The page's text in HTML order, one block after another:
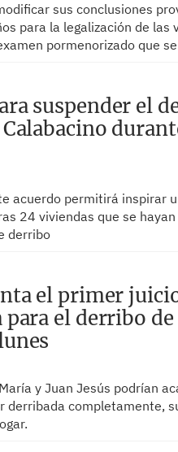
sus conclusiones
para la legalización de las
pormenorizado que
suspender el
acuerdo permitirá inspirar
24 viviendas que se hayan
derribo
el primer
el derribo de
y Juan Jesús podrían
derribada completamente,